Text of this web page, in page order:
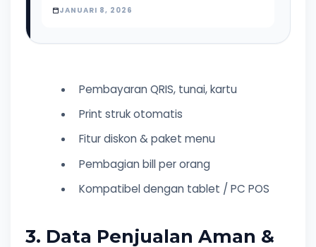
JANUARI 8, 2026
Pembayaran QRIS, tunai, kartu
Print struk otomatis
Fitur diskon & paket menu
Pembagian bill per orang
Kompatibel dengan tablet / PC POS
3. Data Penjualan Aman &